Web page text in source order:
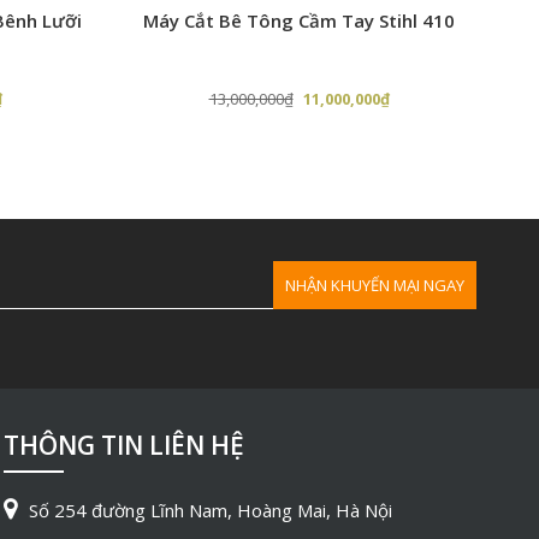
Lưỡi
Giá
Máy Cắt Bê Tông Cầm Tay Stihl 410
13,000,000₫ Giá
11,000,000₫Giá
THÔNG TIN LIÊN HỆ
Số 254 đường Lĩnh Nam, Hoàng Mai, Hà Nội